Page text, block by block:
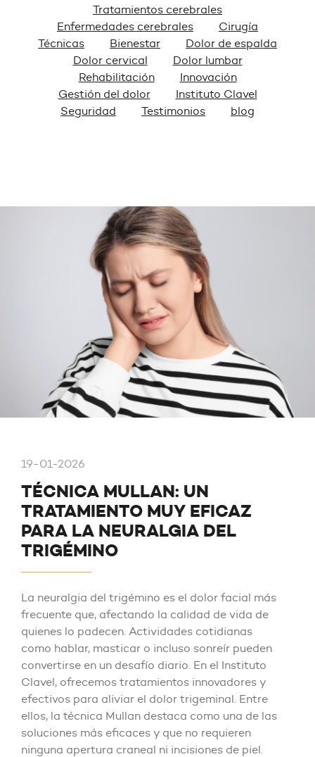
Tratamientos cerebrales
Enfermedades cerebrales
Cirugía
Técnicas
Bienestar
Dolor de espalda
Dolor cervical
Dolor lumbar
Rehabilitación
Innovación
Gestión del dolor
Instituto Clavel
Seguridad
Testimonios blog
19-01-2026
TÉCNICA MULLAN: UN
TRATAMIENTO MUY EFICAZ
PARA LA NEURALGIA DEL
TRIGÉMINO
La neuralgia del trigémino es el dolor facial más
frecuente que, afectando la calidad de vida de
quienes lo padecen. Actividades cotidianas
como hablar, masticar o incluso sonreír pueden
convertirse en un desafío diario. En el Instituto
Clavel, ofrecemos tratamientos innovadores y
efectivos para aliviar el dolor trigeminal. Entre
ellos, la técnica Mullan destaca como una de las
soluciones más eficaces y que no requieren
ninguna apertura craneal ni incisiones de piel.